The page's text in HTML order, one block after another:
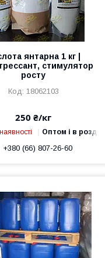
янтарна 1 кг |
стимулятор
росту
18062103
250 ₴/кг
Оптом і в роздріб
+380 (66) 807-26-60